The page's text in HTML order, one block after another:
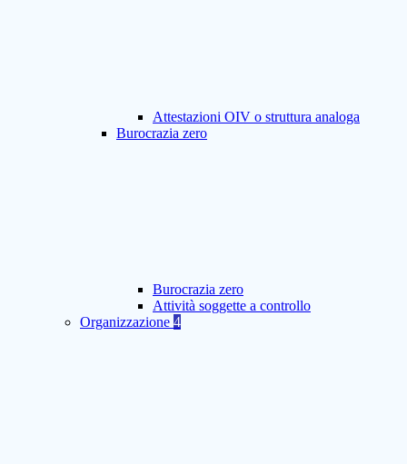
Attestazioni OIV o struttura analoga
Burocrazia zero
Burocrazia zero
Attività soggette a controllo
Organizzazione 4